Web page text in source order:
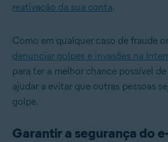
reativação da sua conta.
Como em qualquer caso de fraude
denunciar golpes e invasões na
para ter a melhor chance possível
ajudar a evitar que outras pessoas
golpe.
Garantir a segurança do